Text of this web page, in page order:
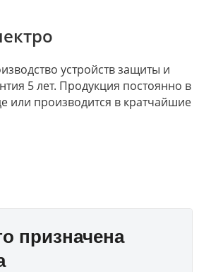
устройств защиты и
5 лет. Продукция постоянно в
или производится в кратчайшие
призначена